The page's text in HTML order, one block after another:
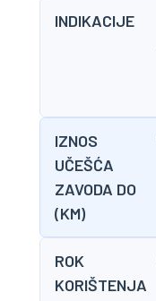
INDIKACIJE
IZNOS
UČEŠĆA
ZAVODA DO
(KM)
ROK
KORIŠTENJA